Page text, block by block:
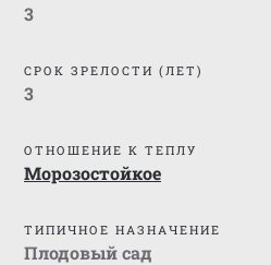
3
СРОК ЗРЕЛОСТИ (ЛЕТ)
3
ОТНОШЕНИЕ К ТЕПЛУ
Морозостойкое
ТИПИЧНОЕ НАЗНАЧЕНИЕ
Плодовый сад